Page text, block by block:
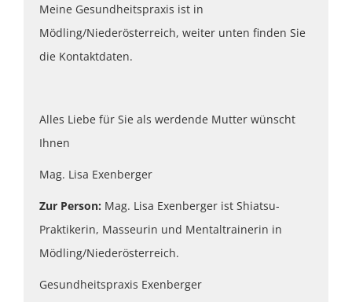
Meine Gesundheitspraxis ist in
Mödling/Niederösterreich, weiter unten finden Sie
die Kontaktdaten.
Alles Liebe für Sie als werdende Mutter wünscht
Ihnen
Mag. Lisa Exenberger
Zur Person: Mag. Lisa Exenberger ist Shiatsu-
Praktikerin, Masseurin und Mentaltrainerin in
Mödling/Niederösterreich.
Gesundheitspraxis Exenberger